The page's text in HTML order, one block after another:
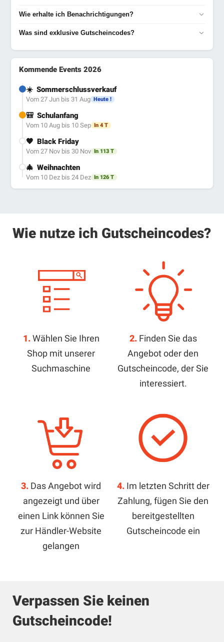
Wie erhalte ich Benachrichtigungen?
Was sind exklusive Gutscheincodes?
Kommende Events 2026
☀️ Sommerschlussverkauf
Vom 27 Jun bis 31 Aug Heute !
🎒 Schulanfang
Vom 10 Aug bis 10 Sep In 4 T
🖤 Black Friday
Vom 27 Nov bis 30 Nov In 113 T
🎄 Weihnachten
Vom 10 Dez bis 24 Dez In 126 T
Wie nutze ich Gutscheincodes?
1.Wählen Sie Ihren
Shop mit unserer
Suchmaschine
2.Finden Sie das
Angebot oder den
Gutscheincode, der Sie
interessiert.
3. Das Angebot wird
angezeigt und über
einen Link können Sie
zur Händler-Website
gelangen
4.Im letzten Schritt der
Zahlung, fügen Sie den
bereitgestellten
Gutscheincode ein
Verpassen Sie keinen
Gutscheincode!